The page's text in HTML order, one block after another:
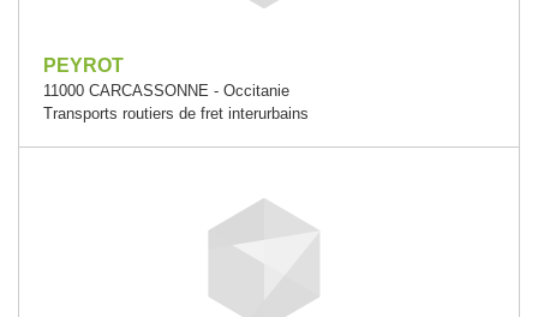
PEYROT
11000 CARCASSONNE - Occitanie
Transports routiers de fret interurbains